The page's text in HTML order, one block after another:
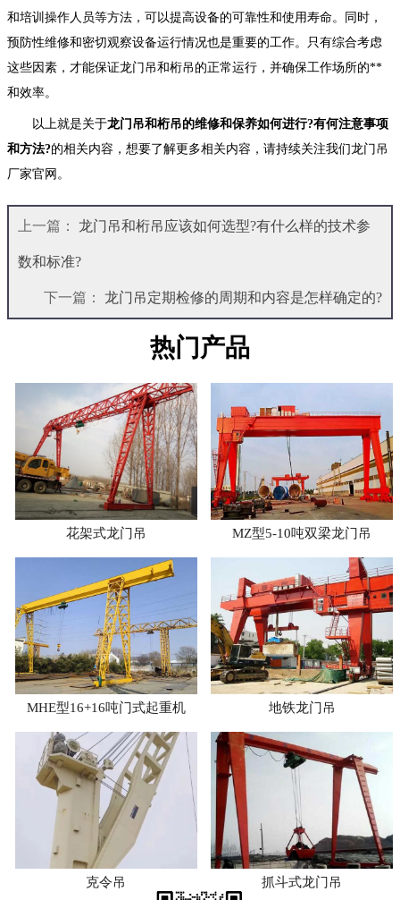
和培训操作人员等方法，可以提高设备的可靠性和使用寿命。同时，
预防性维修和密切观察设备运行情况也是重要的工作。只有综合考虑
这些因素，才能保证龙门吊和桁吊的正常运行，并确保工作场所的**
和效率。
以上就是关于龙门吊和桁吊的维修和保养如何进行?有何注意事项
和方法?的相关内容，想要了解更多相关内容，请持续关注我们龙门吊
厂家官网。
上一篇： 龙门吊和桁吊应该如何选型?有什么样的技术参
数和标准?
下一篇： 龙门吊定期检修的周期和内容是怎样确定的?
热门产品
花架式龙门吊 MZ型5-10吨双梁龙门吊
MHE型16+16吨门式起重机 地铁龙门吊
克令吊 抓斗式龙门吊